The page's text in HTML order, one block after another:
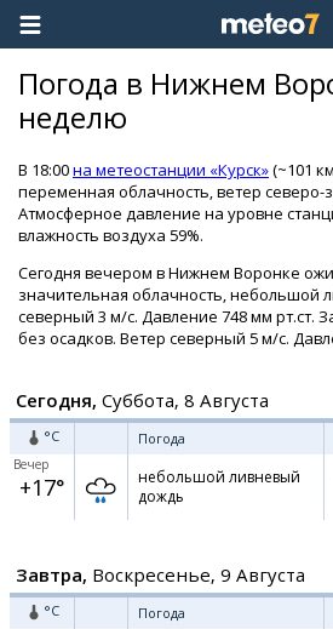
Погода в Нижнем
неделю
В 18:00на метеостанции «Курск»(~101
переменная облачность, ветер северо-
Атмосферное давление на уровне
влажность воздуха 59%.
Сегодня вечером в Нижнем Воронке
значительная облачность, небольшой
северный 3 м/с. Давление 748 мм рт.ст.
без осадков. Ветер северный 5 м/с.
Сегодня, Суббота, 8 Августа
°C Погода
Вечер
+17°
небольшой ливневый
дождь
Завтра, Воскресенье, 9 Августа
°C Погода